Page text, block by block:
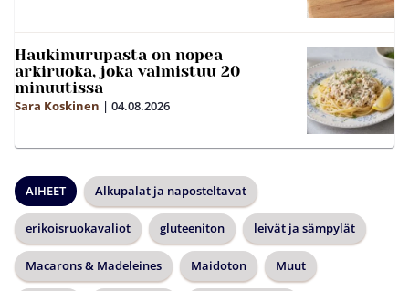
Haukimurupasta on nopea
arkiruoka, joka valmistuu 20
minuutissa
Sara Koskinen | 04.08.2026
AIHEET Alkupalat ja naposteltavat
erikoisruokavaliot gluteeniton leivät ja sämpylät
Macarons & Madeleines Maidoton Muut